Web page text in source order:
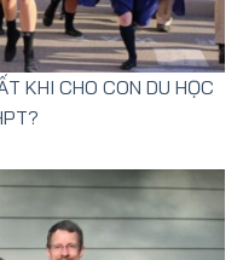
KHI CHO CON DU HỌC